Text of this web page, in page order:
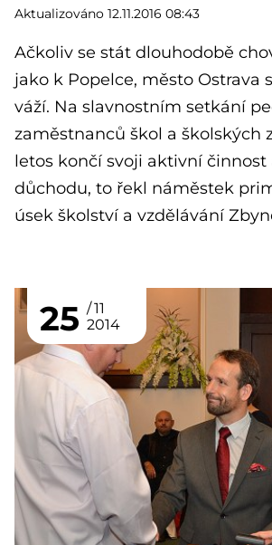
Aktualizováno 12.11.2016 08:43
Ačkoliv se stát dlouhodobě
jako k Popelce, město Ostrava
váží. Na slavnostním setkání
zaměstnanců škol a školských
letos končí svoji aktivní činnost
důchodu, to řekl náměstek
úsek školství a vzdělávání
25
11
2014